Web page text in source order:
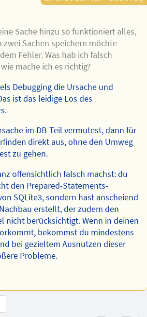
Sache hinzu so funktioniert alles,
zwei Sachen speichern möchte
Fehler. Was hab ich falsch
mache ich es richtig?
Debugging die Ursache und
ist das leidige Los des
im DB-Teil vermutest, dann für
direkt aus, ohne den Umweg
zu gehen.
offensichtlich falsch machst: du
den Prepared-Statements-
SQLite3, sondern hast anscheiend
erstellt, der zudem den
nicht berücksichtigt. Wenn in deinen
bekommst du mindestens
bei gezieltem Ausnutzen dieser
Probleme.